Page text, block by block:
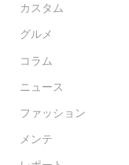
カスタム
グルメ
コラム
ニュース
ファッション
メンテ